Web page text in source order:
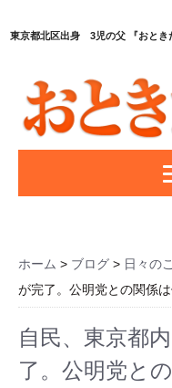
東京都北区出身 3児の父 『おとき
ホーム > ブログ > 日々の
が完了。公明党との関係
自民、東京都
了。公明党と